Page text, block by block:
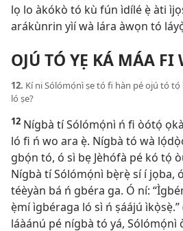
lọ lo àkókò tó kù fún ìdílé ẹ̀ àti
arákùnrin yìí wà lára àwọn tó
OJÚ TÓ YẸ KÁ MÁA FI
12. Kí ni Sólómọ́nì ṣe tó fi hàn pé ojú tó tọ́
ló ṣe?
12 Nígbà tí Sólómọ́nì ń fi òótọ́
ló fi ń wo ara ẹ̀. Nígbà tó wà
gbọ́n tó, ó sì bẹ Jèhófà pé kó tọ́
Nígbà tí Sólómọ́nì bẹ̀rẹ̀ sí í jọba,
téèyàn bá ń gbéra ga. Ó ní:
ẹ̀mí ìgbéraga ló sì ń ṣáájú ìkọ̀sẹ̀.”
láàánú pé nígbà tó yá,